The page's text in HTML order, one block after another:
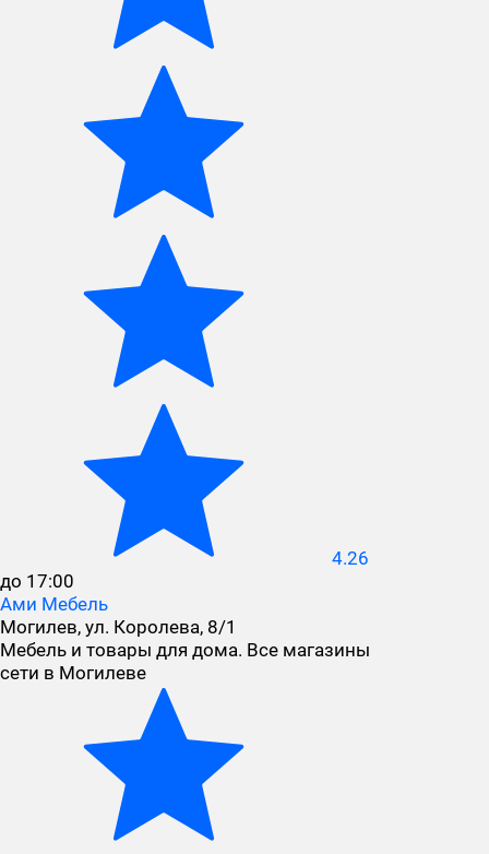
4.26
до 17:00
Ами Мебель
Могилев, ул. Королева, 8/1
Мебель и товары для дома. Все магазины
сети в Могилеве